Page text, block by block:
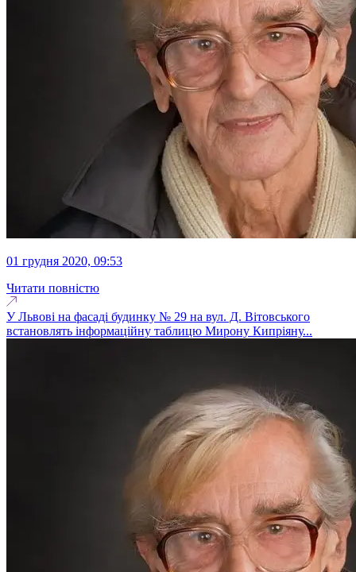
01 грудня 2020, 09:53
Читати повністю
У Львові на фасаді будинку № 29 на вул. Д. Вітовського
встановлять інформаційну таблицю Мирону Кипріяну...